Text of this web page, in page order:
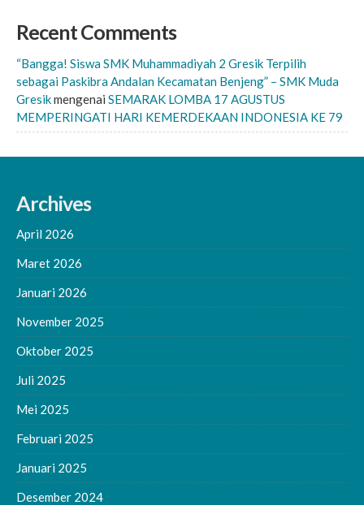
Recent Comments
“Bangga! Siswa SMK Muhammadiyah 2 Gresik Terpilih
sebagai Paskibra Andalan Kecamatan Benjeng” – SMK Muda
Gresikmengenai SEMARAK LOMBA 17 AGUSTUS
MEMPERINGATI HARI KEMERDEKAAN INDONESIA KE 79
Archives
April 2026
Maret 2026
Januari 2026
November 2025
Oktober 2025
Juli 2025
Mei 2025
Februari 2025
Januari 2025
Desember 2024